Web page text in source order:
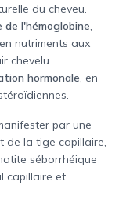
du cheveu.
de l'hémoglobine,
nutriments aux
chevelu.
hormonale, en
par une
de la tige capillaire,
séborrhéique
capillaire et